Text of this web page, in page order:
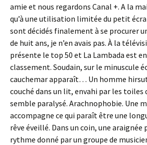
amie et nous regardons Canal +. A la
qu’à une utilisation limitée du petit
sont décidés finalement à se procurer
de huit ans, je n’en avais pas. À la
présente le top 50 et La Lambada est
classement. Soudain, sur le minuscule
cauchemar apparaît… Un homme
couché dans un lit, envahi par les toiles
semble paralysé. Arachnophobie. Une
accompagne ce qui paraît être une
rêve éveillé. Dans un coin, une araignée
rythme donné par un groupe de